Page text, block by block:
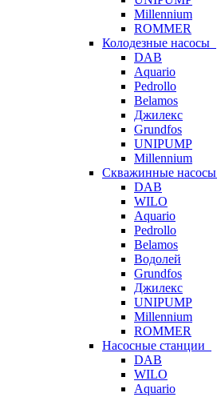
Millennium
ROMMER
Колодезные насосы
DAB
Aquario
Pedrollo
Belamos
Джилекс
Grundfos
UNIPUMP
Millennium
Скважинные насосы
DAB
WILO
Aquario
Pedrollo
Belamos
Водолей
Grundfos
Джилекс
UNIPUMP
Millennium
ROMMER
Насосные станции
DAB
WILO
Aquario